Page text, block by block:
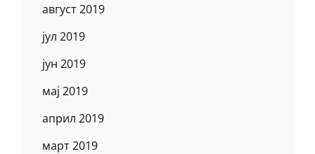
август 2019
јул 2019
јун 2019
мај 2019
април 2019
март 2019